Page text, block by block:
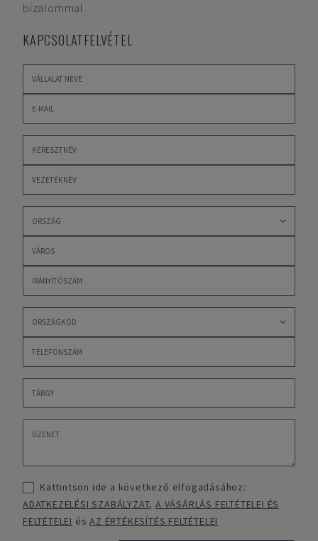
bizalommal.
KAPCSOLATFELVÉTEL
Kattintson ide a következő elfogadásához:
ADATKEZELÉSI SZABÁLYZAT,A VÁSÁRLÁS FELTÉTELEI ÉS
FELTÉTELEI ésAZ ÉRTÉKESÍTÉS FELTÉTELEI